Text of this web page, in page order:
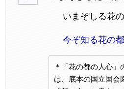
いまぞしる花
今ぞ知る花の
＊「花の都の人心」
は、底本の国立国会